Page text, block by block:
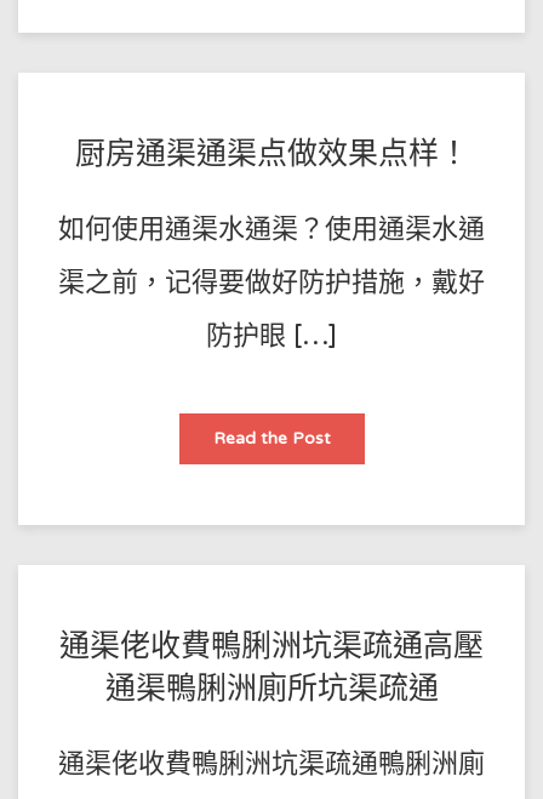
通
的
工
法
POSTED
ON
02-
02
BY
王
傅
厨房通渠通渠点做效果点样！
如何使用通渠水通渠？使用通渠水通
渠之前，记得要做好防护措施，戴好
防护眼 […]
Read the Post厨
通
渠
POSTED
ON
2023-
20
BY
王
師
通渠佬收費鴨脷洲坑渠疏通高壓
通渠鴨脷洲廁所坑渠疏通
通渠佬收費鴨脷洲坑渠疏通鴨脷洲廁